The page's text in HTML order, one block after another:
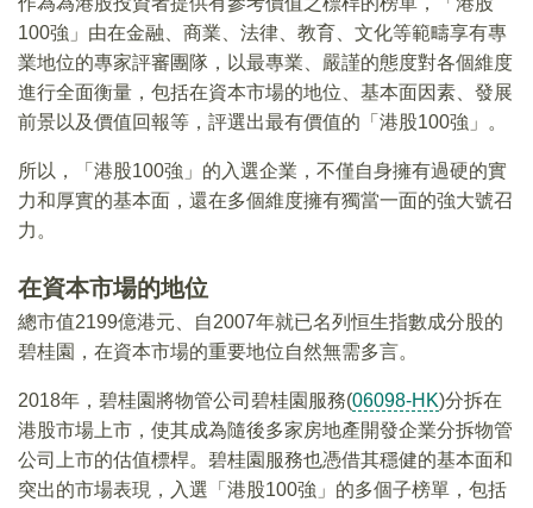
100強」由在金融、商業、法律、教育、文化等範疇享有專
業地位的專家評審團隊，以最專業、嚴謹的態度對各個維度
進行全面衡量，包括在資本市場的地位、基本面因素、發展
前景以及價值回報等，評選出最有價值的「港股100強」。
所以，「港股100強」的入選企業，不僅自身擁有過硬的實
力和厚實的基本面，還在多個維度擁有獨當一面的強大號召
力。
在資本市場的地位
總市值2199億港元、自2007年就已名列恒生指數成分股的
碧桂園，在資本市場的重要地位自然無需多言。
2018年，碧桂園將物管公司碧桂園服務(06098-HK)分拆在
港股市場上市，使其成為隨後多家房地產開發企業分拆物管
公司上市的估值標桿。碧桂園服務也憑借其穩健的基本面和
突出的市場表現，入選「港股100強」的多個子榜單，包括